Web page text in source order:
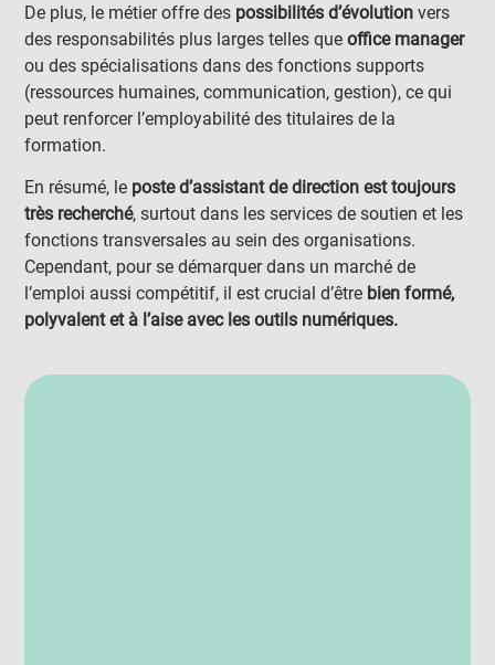
De plus, le métier offre des possibilités d’évolution vers
des responsabilités plus larges telles queoffice manager
ou des spécialisations dans des fonctions supports
(ressources humaines, communication, gestion), ce qui
peut renforcer l’employabilité des titulaires de la
formation.
En résumé, le poste d’assistant de direction est toujours
très recherché, surtout dans les services de soutien et les
fonctions transversales au sein des organisations.
Cependant, pour se démarquer dans un marché de
l’emploi aussi compétitif, il est crucial d’être bien formé,
polyvalent et à l’aise avec les outils numériques.